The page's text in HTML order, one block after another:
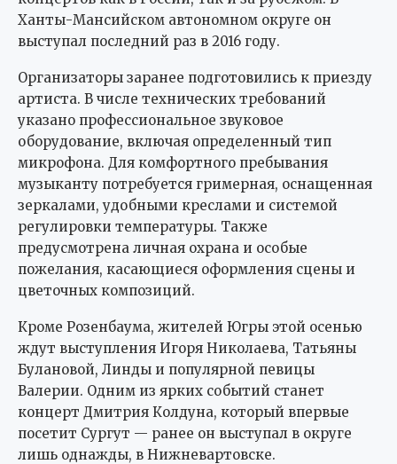
Ханты-Мансийском автономном округе он
выступал последний раз в 2016 году.
Организаторы заранее подготовились к приезду
артиста. В числе технических требований
указано профессиональное звуковое
оборудование, включая определенный тип
микрофона. Для комфортного пребывания
музыканту потребуется гримерная, оснащенная
зеркалами, удобными креслами и системой
регулировки температуры. Также
предусмотрена личная охрана и особые
пожелания, касающиеся оформления сцены и
цветочных композиций.
Кроме Розенбаума, жителей Югры этой осенью
ждут выступления Игоря Николаева, Татьяны
Булановой, Линды и популярной певицы
Валерии. Одним из ярких событий станет
концерт Дмитрия Колдуна, который впервые
посетит Сургут — ранее он выступал в округе
лишь однажды, в Нижневартовске.